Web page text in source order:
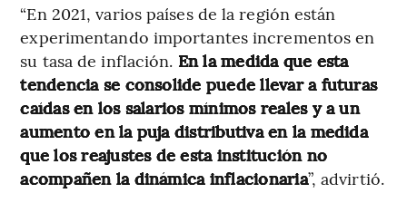
“En 2021, varios países de la región están
experimentando importantes incrementos en
su tasa de inflación. En la medida que esta
tendencia se consolide puede llevar a futuras
caídas en los salarios mínimos reales y a un
aumento en la puja distributiva en la medida
que los reajustes de esta institución no
acompañen la dinámica inflacionaria”, advirtió.